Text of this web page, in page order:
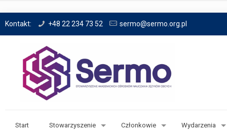
Kontakt: +48 22 234 73 52 sermo@sermo.org.pl
Start Stowarzyszenie Członkowie Wydarzenia